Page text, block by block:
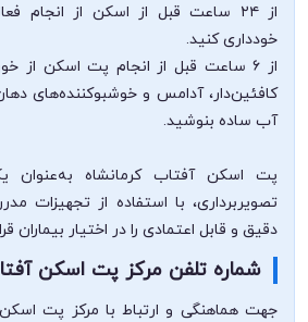
از ۲۴ ساعت قبل از اسکن از انجام
خودداری کنید.
از ۶ ساعت قبل از انجام پت اسکن از
کافئین‌دار، آدامس و خوشبوکننده‌های
آب ساده بنوشید.
پت اسکن آفتاب کرمانشاه به‌عنوان
تصویربرداری، با استفاده از تجهیزات
دقیق و قابل اعتمادی را در اختیار بیماران
شماره تلفن مرکز پت اسکن
جهت هماهنگی و ارتباط با مرکز پت